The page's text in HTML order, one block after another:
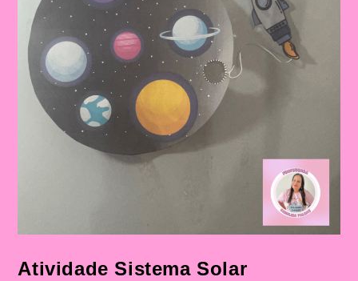
Atividade Sistema Solar